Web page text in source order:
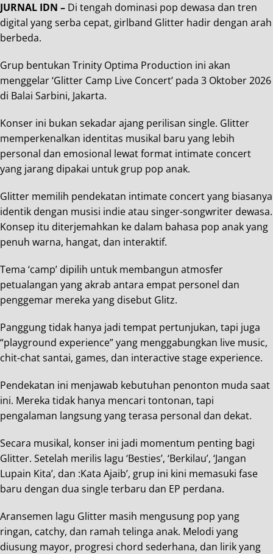
JURNAL IDN – Di tengah dominasi pop dewasa dan tren
digital yang serba cepat, girlband Glitter hadir dengan arah
berbeda.
Grup bentukan Trinity Optima Production ini akan
menggelar ‘Glitter Camp Live Concert’ pada 3 Oktober 2026
di Balai Sarbini, Jakarta.
Konser ini bukan sekadar ajang perilisan single. Glitter
memperkenalkan identitas musikal baru yang lebih
personal dan emosional lewat format intimate concert
yang jarang dipakai untuk grup pop anak.
Glitter memilih pendekatan intimate concert yang biasanya
identik dengan musisi indie atau singer-songwriter dewasa.
Konsep itu diterjemahkan ke dalam bahasa pop anak yang
penuh warna, hangat, dan interaktif.
Tema ‘camp’ dipilih untuk membangun atmosfer
petualangan yang akrab antara empat personel dan
penggemar mereka yang disebut Glitz.
Panggung tidak hanya jadi tempat pertunjukan, tapi juga
“playground experience” yang menggabungkan live music,
chit-chat santai, games, dan interactive stage experience.
Pendekatan ini menjawab kebutuhan penonton muda saat
ini. Mereka tidak hanya mencari tontonan, tapi
pengalaman langsung yang terasa personal dan dekat.
Secara musikal, konser ini jadi momentum penting bagi
Glitter. Setelah merilis lagu ‘Besties’, ‘Berkilau’, ‘Jangan
Lupain Kita’, dan :Kata Ajaib’, grup ini kini memasuki fase
baru dengan dua single terbaru dan EP perdana.
Aransemen lagu Glitter masih mengusung pop yang
ringan, catchy, dan ramah telinga anak. Melodi yang
diusung mayor, progresi chord sederhana, dan lirik yang